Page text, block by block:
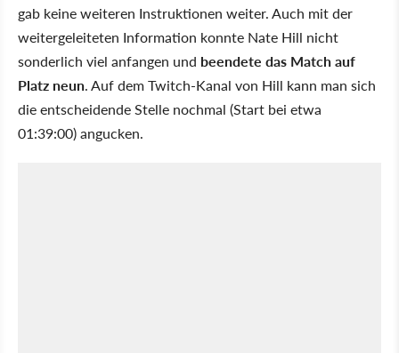
gab keine weiteren Instruktionen weiter. Auch mit der
weitergeleiteten Information konnte Nate Hill nicht
sonderlich viel anfangen und beendete das Match auf
Platz neun. Auf dem Twitch-Kanal von Hill kann man sich
die entscheidende Stelle nochmal (Start bei etwa
01:39:00) angucken.